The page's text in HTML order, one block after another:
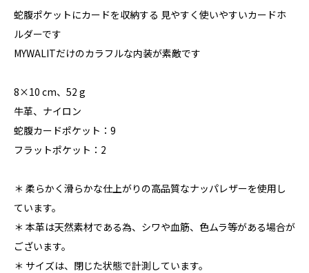
蛇腹ポケットにカードを収納する 見やすく使いやすいカードホ
ルダーです
MYWALITだけのカラフルな内装が素敵です
8×10 cm、52 g
牛革、ナイロン
蛇腹カードポケット：9
フラットポケット：2
＊ 柔らかく滑らかな仕上がりの高品質なナッパレザーを使用し
ています。
＊ 本革は天然素材である為、シワや血筋、色ムラ等がある場合が
ございます。
＊ サイズは、閉じた状態で計測しています。